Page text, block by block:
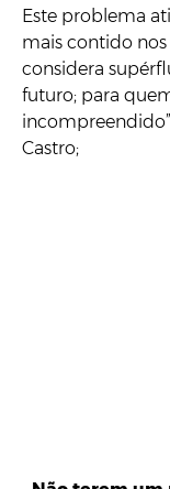
Este problema
mais contido nos
considera
futuro; para
Castro;